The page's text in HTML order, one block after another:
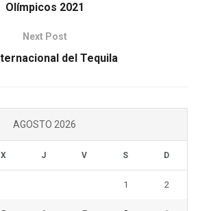
Olímpicos 2021
Next Post
del Tequila
AGOSTO 2026
X J V S D
1 2